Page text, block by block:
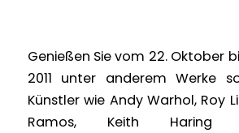
Genießen Sie vom 22. Oktober
2011 unter anderem Werke
Künstler wie Andy Warhol, Roy
Ramos, Keith Haring